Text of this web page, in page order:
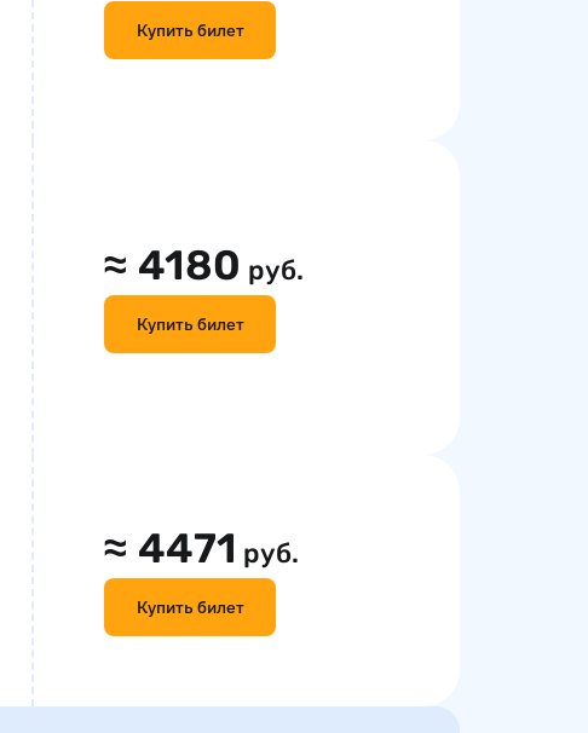
Купить билет
≈ 4180 руб.
Купить билет
≈ 4471 руб.
Купить билет